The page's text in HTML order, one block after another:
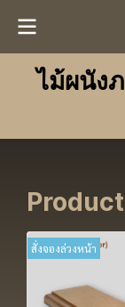
ไม้ผนัง
Product
สั่งจองล่วงหน้า